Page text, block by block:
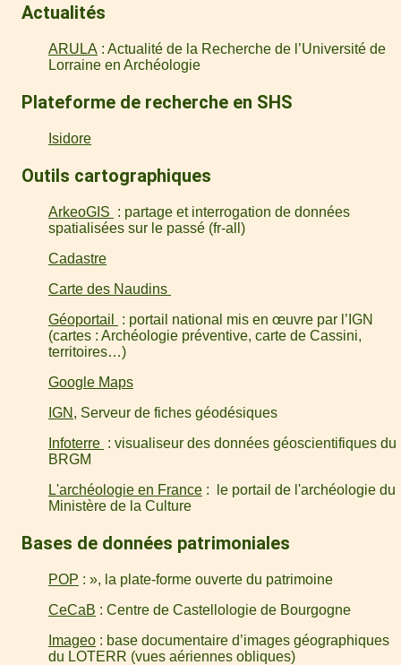
Actualités
ARULA : Actualité de la Recherche de l’Université de
Lorraine en Archéologie
Plateforme de recherche en SHS
Isidore
Outils cartographiques
ArkeoGIS : partage et interrogation de données
spatialisées sur le passé (fr-all)
Cadastre
Carte des Naudins
Géoportail
: portail national mis en œuvre par l’IGN
(cartes : Archéologie préventive, carte de Cassini,
territoires…)
Google Maps
IGN , Serveur de fiches géodésiques
Infoterre : visualiseur des données géoscientifiques du
BRGM
L'archéologie en France : le portail de l'archéologie du
Ministère de la Culture
Bases de données patrimoniales
POP : », la plate-forme ouverte du patrimoine
CeCaB : Centre de Castellologie de Bourgogne
Imageo : base documentaire d’images géographiques
du LOTERR (vues aériennes obliques)